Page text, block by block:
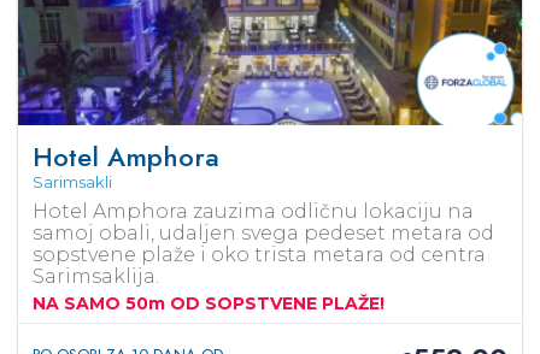
Hotel Amphora
Sarimsakli
Hotel Amphora zauzima odličnu lokaciju na
samoj obali, udaljen svega pedeset metara od
sopstvene plaže i oko trista metara od centra
Sarimsaklija.
NA SAMO 50m OD SOPSTVENE PLAŽE!